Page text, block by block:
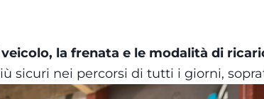
la frenata e le modalità di
sicuri nei percorsi di tutti i giorni,